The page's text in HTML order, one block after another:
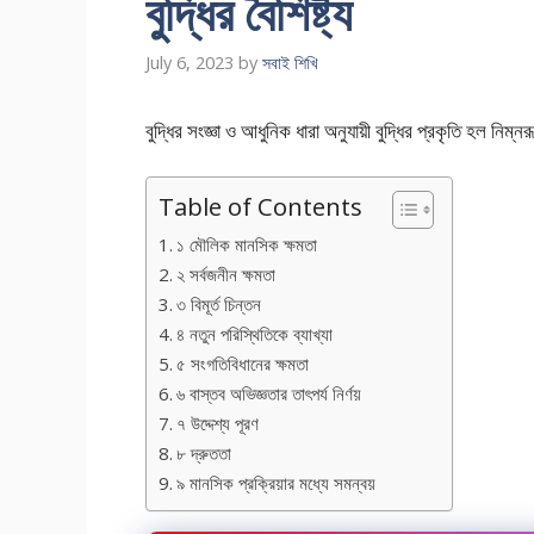
July 6, 2023 by সবাই শিখি
বুদ্ধির সংজ্ঞা ও আধুনিক ধারা অনুযায়ী বুদ্ধির প্রকৃতি হল
Table of Contents
১ মৌলিক মানসিক ক্ষমতা
২ সর্বজনীন ক্ষমতা
৩ বিমূর্ত চিন্তন
৪ নতুন পরিস্থিতিকে ব্যাখ্যা
৫ সংগতিবিধানের ক্ষমতা
৬ বাস্তব অভিজ্ঞতার তাৎপর্য নির্ণয়
৭ উদ্দেশ্য পূরণ
৮ দ্রুততা
৯ মানসিক প্রক্রিয়ার মধ্যে সমন্বয়